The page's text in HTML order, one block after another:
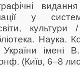
у
Наука.
України імені
(Київ, 6–8